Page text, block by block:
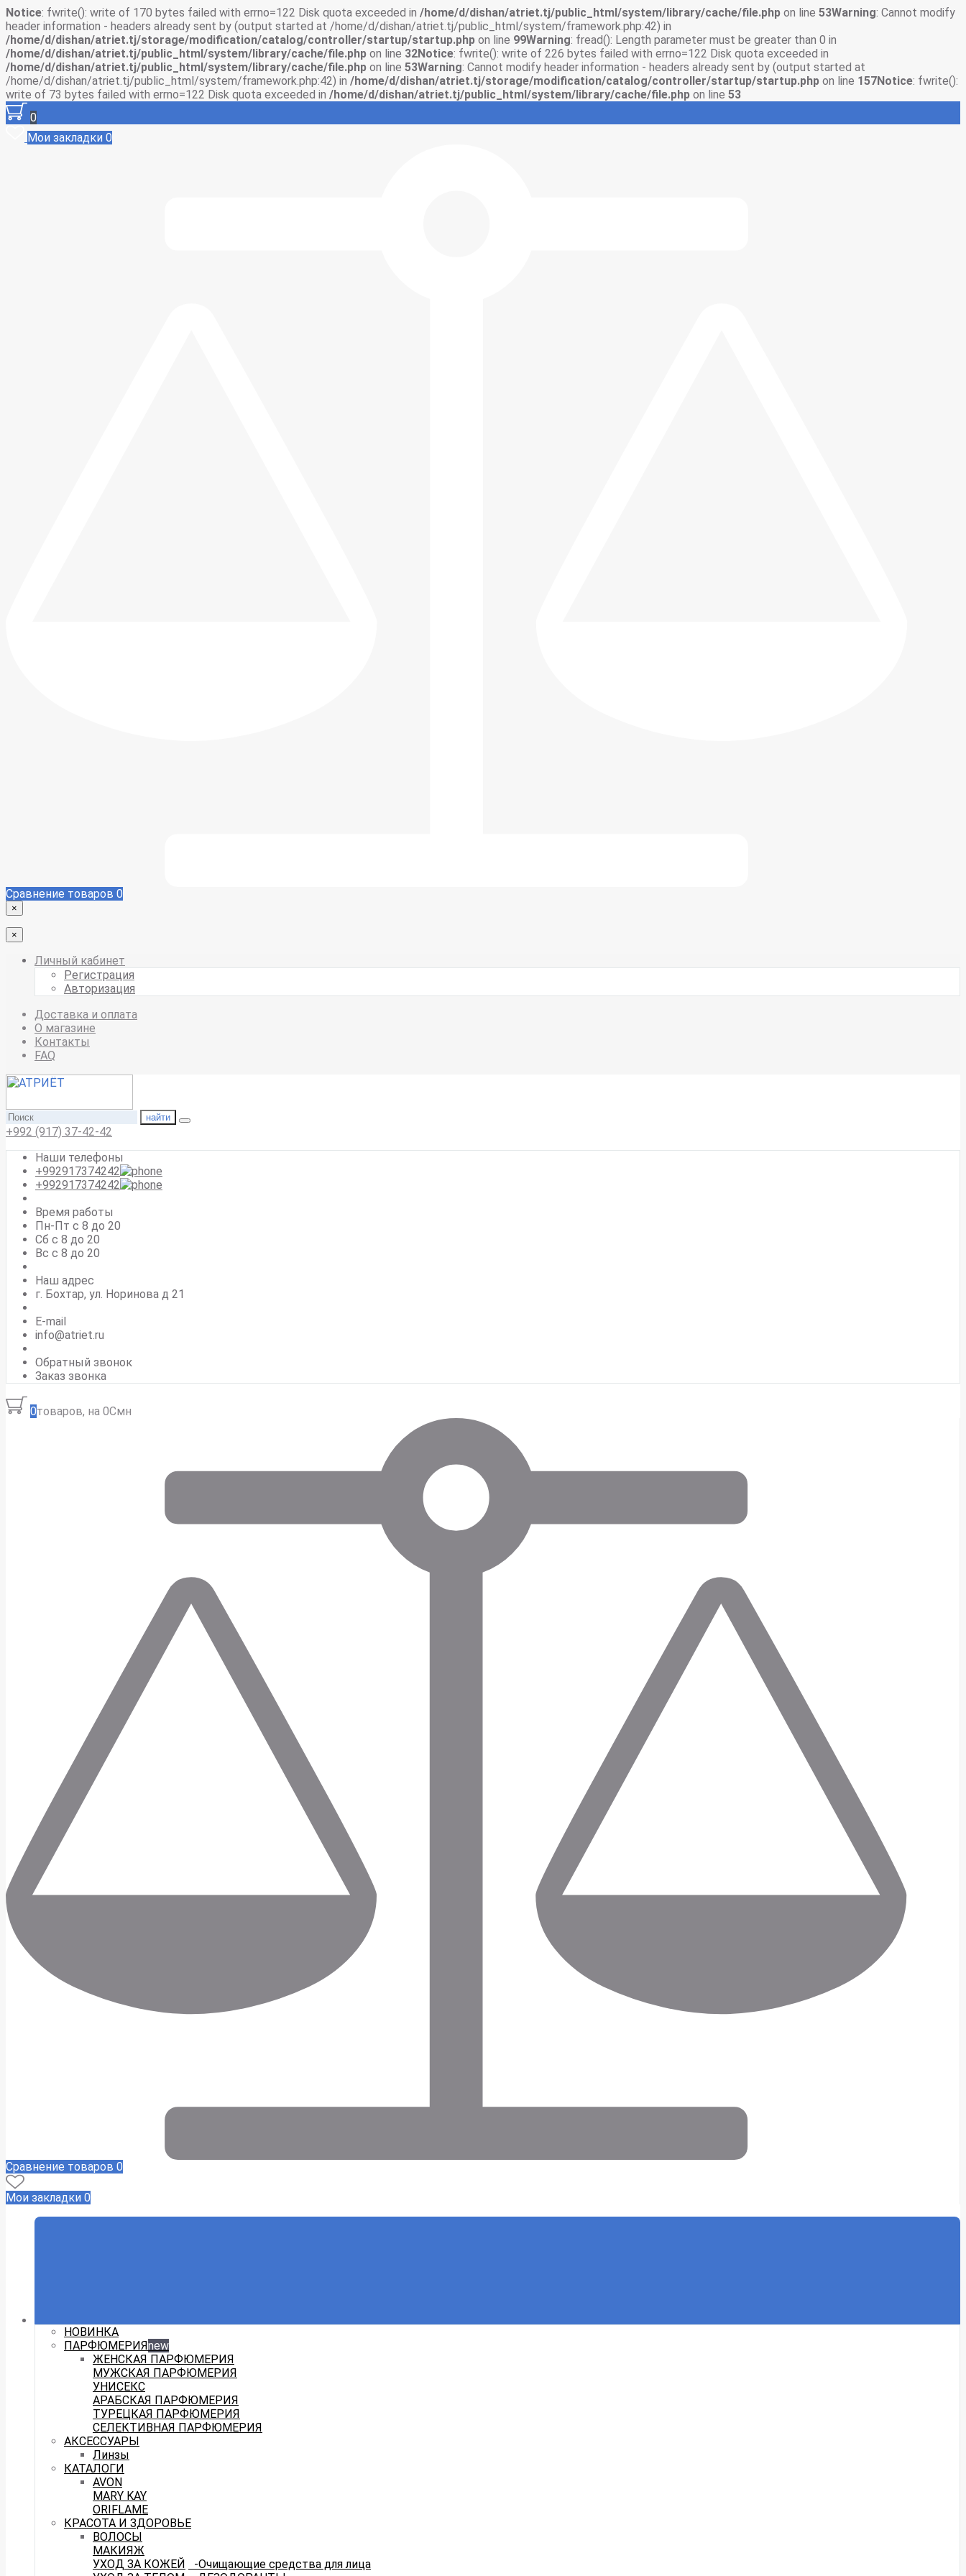
Notice: fwrite(): write of 170 bytes failed with errno=122 Disk quota exceeded in /home/d/dishan/atriet.tj/public_html/system/library/cache/file.php on line 53Warning: Cannot modify
header information - headers already sent by (output started at /home/d/dishan/atriet.tj/public_html/system/framework.php:42) in
/home/d/dishan/atriet.tj/storage/modification/catalog/controller/startup/startup.php on line 99Warning: fread(): Length parameter must be greater than 0 in
/home/d/dishan/atriet.tj/public_html/system/library/cache/file.php on line 32Notice: fwrite(): write of 226 bytes failed with errno=122 Disk quota exceeded in
/home/d/dishan/atriet.tj/public_html/system/library/cache/file.php on line 53Warning: Cannot modify header information - headers already sent by (output started at
/home/d/dishan/atriet.tj/public_html/system/framework.php:42) in /home/d/dishan/atriet.tj/storage/modification/catalog/controller/startup/startup.php on line 157Notice: fwrite():
write of 73 bytes failed with errno=122 Disk quota exceeded in /home/d/dishan/atriet.tj/public_html/system/library/cache/file.php on line 53
0
Мои закладки 0
Сравнение товаров 0
×
×
Личный кабинет
Регистрация
Авторизация
Доставка и оплата
О магазине
Контакты
FAQ
найти
+992 (917) 37-42-42
Наши телефоны
+992917374242
+992917374242
Время работы
Пн-Пт с 8 до 20
Сб с 8 до 20
Вс c 8 до 20
Наш адрес
г. Бохтар, ул. Норинова д 21
E-mail
info@atriet.ru
Обратный звонок
Заказ звонка
0товаров, на 0Смн
Сравнение товаров 0
Мои закладки 0
НОВИНКА
ПАРФЮМЕРИЯnew
ЖЕНСКАЯ ПАРФЮМЕРИЯ
МУЖСКАЯ ПАРФЮМЕРИЯ
УНИСЕКС
АРАБСКАЯ ПАРФЮМЕРИЯ
ТУРЕЦКАЯ ПАРФЮМЕРИЯ
СЕЛЕКТИВНАЯ ПАРФЮМЕРИЯ
АКСЕССУАРЫ
Линзы
КАТАЛОГИ
AVON
MARY KAY
ORIFLAME
КРАСОТА И ЗДОРОВЬЕ
ВОЛОСЫ
МАКИЯЖ
УХОД ЗА КОЖЕЙ
-Очищающие средства для лица